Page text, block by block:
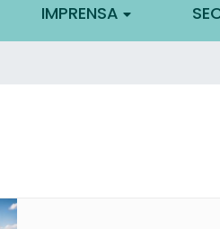
IMPRENSA